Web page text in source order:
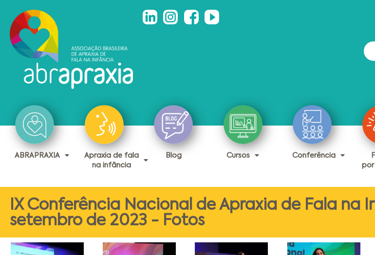
ABRAPRAXIA
Apraxia de fala
na infância
Blog Cursos Conferência
IX Conferência Nacional de Apraxia de Fala na
setembro de 2023 - Fotos